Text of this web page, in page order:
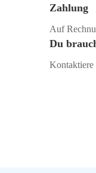
Zahlung
Auf
Du
Kontaktiere